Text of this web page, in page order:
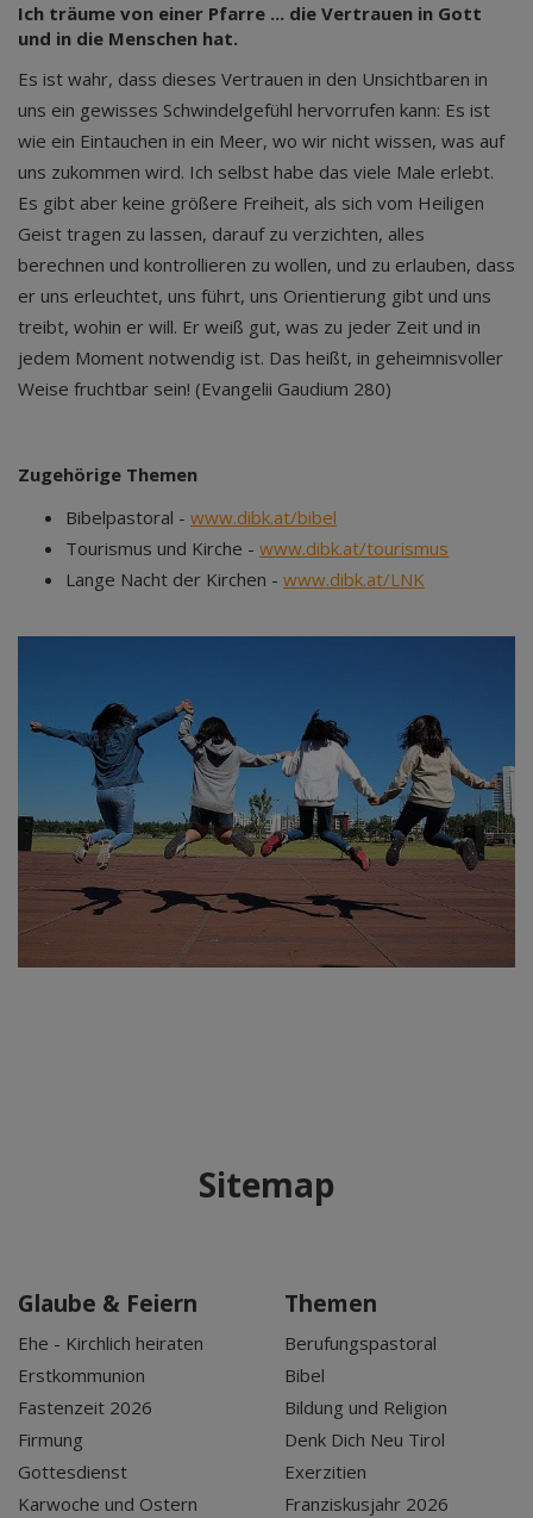
Ich träume von einer Pfarre ... die Vertrauen in Gott
und in die Menschen hat.
Es ist wahr, dass dieses Vertrauen in den Unsichtbaren in
uns ein gewisses Schwindelgefühl hervorrufen kann: Es ist
wie ein Eintauchen in ein Meer, wo wir nicht wissen, was auf
uns zukommen wird. Ich selbst habe das viele Male erlebt.
Es gibt aber keine größere Freiheit, als sich vom Heiligen
Geist tragen zu lassen, darauf zu verzichten, alles
berechnen und kontrollieren zu wollen, und zu erlauben, dass
er uns erleuchtet, uns führt, uns Orientierung gibt und uns
treibt, wohin er will. Er weiß gut, was zu jeder Zeit und in
jedem Moment notwendig ist. Das heißt, in geheimnisvoller
Weise fruchtbar sein! (Evangelii Gaudium 280)
Zugehörige Themen
Bibelpastoral - www.dibk.at/bibel
Tourismus und Kirche - www.dibk.at/tourismus
Lange Nacht der Kirchen - www.dibk.at/LNK
Sitemap
Glaube & Feiern
Ehe - Kirchlich heiraten
Erstkommunion
Fastenzeit 2026
Firmung
Gottesdienst
Karwoche und Ostern
Themen
Berufungspastoral
Bibel
Bildung und Religion
Denk Dich Neu Tirol
Exerzitien
Franziskusjahr 2026